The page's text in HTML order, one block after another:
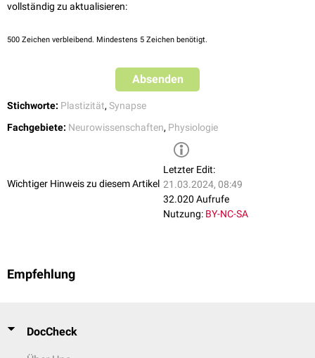
vollständig zu aktualisieren:
500 Zeichen verbleibend. Mindestens 5 Zeichen benötigt.
Absenden
Stichworte: Plastizität, Synapse
Fachgebiete: Neurowissenschaften, Physiologie
Wichtiger Hinweis zu diesem Artikel
Letzter Edit:
21.03.2024, 08:49
32.020 Aufrufe
Nutzung: BY-NC-SA
Empfehlung
DocCheck